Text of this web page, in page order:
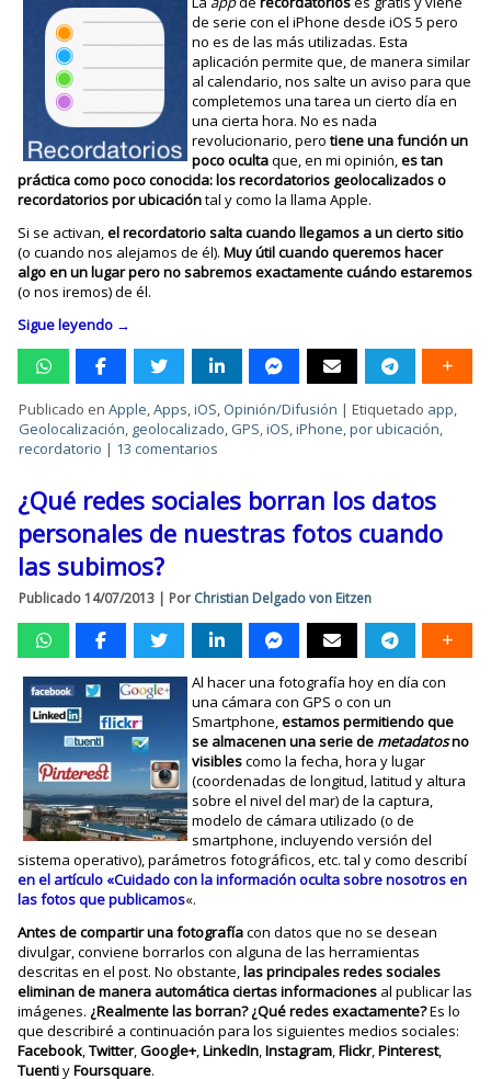
de serie con el iPhone desde iOS 5 pero
no es de las más utilizadas. Esta
aplicación permite que, de manera similar
al calendario, nos salte un aviso para que
completemos una tarea un cierto día en
una cierta hora. No es nada
revolucionario, perotiene una función un
poco ocultaque, en mi opinión,es tan
práctica como poco conocida: los recordatorios geolocalizados o
recordatorios por ubicacióntal y como la llama Apple.
Si se activan,el recordatorio salta cuando llegamos a un cierto sitio
(o cuando nos alejamos de él).Muy útil cuando queremos hacer
algo en un lugar pero no sabremos exactamente cuándo estaremos
(o nos iremos) de él.
Sigue leyendo →
Publicado en Apple,Apps,iOS, Opinión/Difusión |Etiquetado app,
Geolocalización, geolocalizado, GPS,iOS,iPhone,por ubicación,
recordatorio | 13 comentarios
¿Qué redes sociales borran los datos
personales de nuestras fotos cuando
las subimos?
Publicado 14/07/2013 | Por Christian Delgado von Eitzen
Al hacer una fotografía hoy en día con
una cámara con GPS o con un
Smartphone,estamos permitiendo que
se almacenen una serie de metadatosno
visiblescomo la fecha, hora y lugar
(coordenadas de longitud, latitud y altura
sobre el nivel del mar) de la captura,
modelo de cámara utilizado (o de
smartphone, incluyendo versión del
sistema operativo), parámetros fotográficos, etc. tal y como describí
en el artículo «Cuidado con la información oculta sobre nosotros en
las fotos que publicamos«.
Antes de compartir una fotografíacon datos que no se desean
divulgar, conviene borrarlos con alguna de las herramientas
descritas en el post. No obstante,las principales redes sociales
eliminan de manera automática ciertas informaciones al publicar las
imágenes. ¿Realmente las borran? ¿Qué redes exactamente?Es lo
que describiré a continuación para los siguientes medios sociales:
Facebook,Twitter,Google+,LinkedIn,Instagram,Flickr,Pinterest,
TuentiyFoursquare.